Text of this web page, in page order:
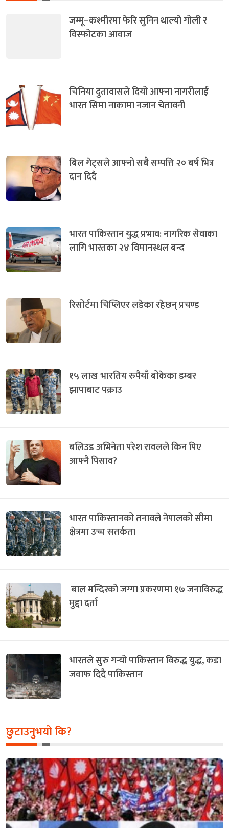
जम्मू–कश्मीरमा फेरि सुनिन थाल्यो गोली र
विस्फोटका आवाज
चिनिया दुतावासले दियो आफ्ना नागरीलाई
भारत सिमा नाकामा नजान चेतावनी
बिल गेट्सले आफ्नो सबै सम्पत्ति २० बर्ष भित्र
दान दिदै
भारत पाकिस्तान युद्ध प्रभाव: नागरिक सेवाका
लागि भारतका २४ विमानस्थल बन्द
रिसोर्टमा चिप्लिएर लडेका रहेछन् प्रचण्ड
१५ लाख भारतिय रुपैयाँ बोकेका डम्बर
झापाबाट पक्राउ
बलिउड अभिनेता परेश रावलले किन पिए
आफ्नै पिसाव?
भारत पाकिस्तानको तनावले नेपालको सीमा
क्षेत्रमा उच्च सतर्कता
बाल मन्दिरको जग्गा प्रकरणमा १७ जनाविरुद्ध
मुद्दा दर्ता
भारतले सुरु गर्‍यो पाकिस्तान विरुद्ध युद्ध, कडा
जवाफ दिदै पाकिस्तान
छुटाउनुभयो कि?